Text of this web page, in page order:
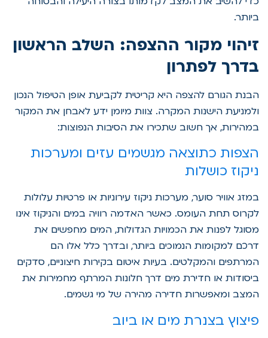
ביותר.
זיהוי מקור ההצפה: השלב הראשון
בדרך לפתרון
הבנת הגורם להצפה היא קריטית לקביעת אופן הטיפול הנכון
ולמניעת הישנות המקרה. צוות מיומן ידע לאבחן את המקור
במהירות, אך חשוב שתכירו את הסיבות הנפוצות:
הצפות כתוצאה מגשמים עזים ומערכות
ניקוז כושלות
במזג אוויר סוער, מערכות ניקוז עירוניות או פרטיות עלולות
לקרוס תחת העומס. כאשר האדמה רוויה במים והניקוז אינו
מסוגל לפנות את הכמויות הגדולות, המים מחפשים את
דרכם למקומות הנמוכים ביותר, ובדרך כלל אלו הם
המרתפים והמקלטים. בעיות איטום בקירות חיצוניים, סדקים
ביסודות או חדירת מים דרך חלונות המרתף מחמירות את
המצב ומאפשרות חדירה מהירה של מי גשמים.
פיצוץ בצנרת מים או ביוב